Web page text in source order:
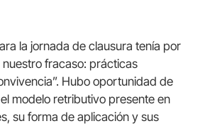
la jornada de clausura tenía por
nuestro fracaso: prácticas
Hubo oportunidad de
modelo retributivo presente en
su forma de aplicación y sus